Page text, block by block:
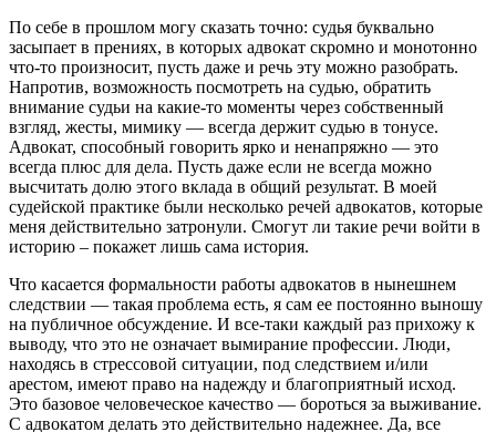
По себе в прошлом могу сказать точно: судья буквально
засыпает в прениях, в которых адвокат скромно и монотонно
что-то произносит, пусть даже и речь эту можно разобрать.
Напротив, возможность посмотреть на судью, обратить
внимание судьи на какие-то моменты через собственный
взгляд, жесты, мимику — всегда держит судью в тонусе.
Адвокат, способный говорить ярко и ненапряжно — это
всегда плюс для дела. Пусть даже если не всегда можно
высчитать долю этого вклада в общий результат. В моей
судейской практике были несколько речей адвокатов, которые
меня действительно затронули. Смогут ли такие речи войти в
историю – покажет лишь сама история.
Что касается формальности работы адвокатов в нынешнем
следствии — такая проблема есть, я сам ее постоянно выношу
на публичное обсуждение. И все-таки каждый раз прихожу к
выводу, что это не означает вымирание профессии. Люди,
находясь в стрессовой ситуации, под следствием и/или
арестом, имеют право на надежду и благоприятный исход.
Это базовое человеческое качество — бороться за выживание.
С адвокатом делать это действительно надежнее. Да, все